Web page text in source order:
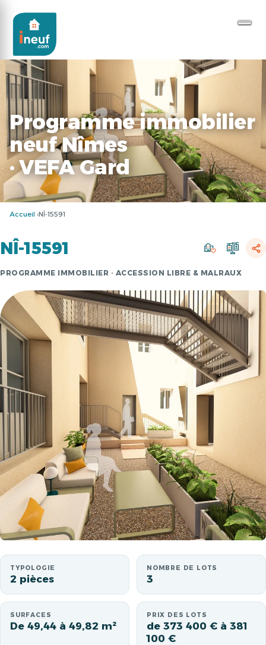
Programme immobilier
neuf Nîmes
· VEFA Gard
Accueil NÎ-15591
NÎ-15591
PROGRAMME IMMOBILIER · ACCESSION LIBRE & MALRAUX
TYPOLOGIE
2 pièces
NOMBRE DE LOTS
3
SURFACES
De 49,44 à 49,82 m²
PRIX DES LOTS
de 373 400 € à 381
100 €